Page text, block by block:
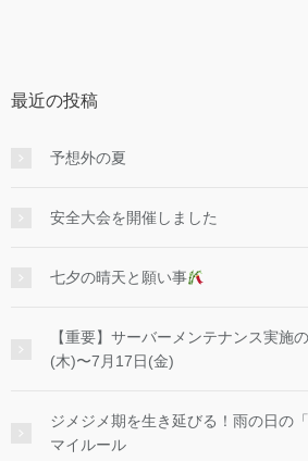
最近の投稿
予想外の夏
安全大会を開催しました
七夕の晴天と願い事
【重要】サーバーメンテナンス実
(木)〜7月17日(金)
ジメジメ期を生き延びる！雨の日の
マイルール